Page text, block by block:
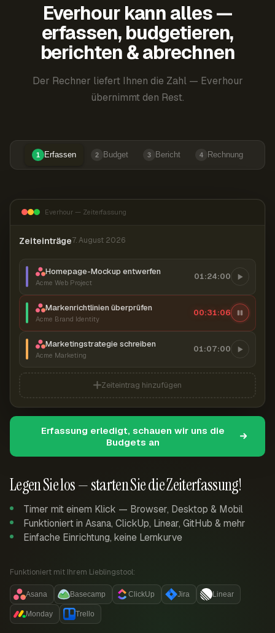
Everhour kann alles —
erfassen, budgetieren,
berichten & abrechnen
Der Rechner liefert Ihnen die Zahl — Everhour
übernimmt den Rest.
1 Erfassen 2 Budget 3 Bericht 4 Rechnung
Legen Sie los — starten Sie die Zeiterfassung!
Timer mit einem Klick — Browser, Desktop & Mobil
Funktioniert in Asana, ClickUp, Linear, GitHub & mehr
Einfache Einrichtung, keine Lernkurve
Funktioniert mit Ihrem Lieblingstool:
Asana Basecamp ClickUp Jira Linear
Monday Trello
Everhour — Zeiterfassung
Zeiteinträge7. August 2026
Homepage-Mockup entwerfen
Acme Web Project
01:24:00
Markenrichtlinien überprüfen
Acme Brand Identity
00:31:07
Marketingstrategie schreiben
Acme Marketing
01:07:00
Zeiteintrag hinzufügen
Erfassung erledigt, schauen wir uns die
Budgets an